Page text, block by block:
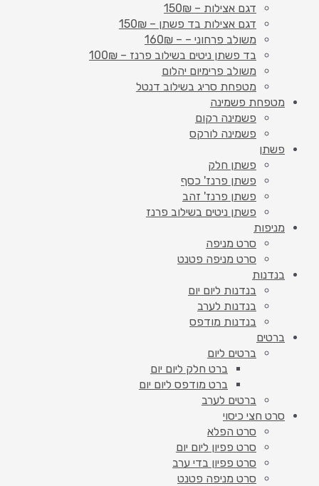
דגם אצילות – 150₪
דגם אצילות בד פשתן – 150₪
משולב פרחוני – – 160₪
בד פשתן ניטים בשילוב פרנז – 100₪
משולב פרימיום יהלום
מטפחת סריג בשילוב דנטל
מטפחת פשמינה
פשמינה רקום
פשמינה לורקס
פשתן
פשתן חלק
פשתן פרנז' כסף
פשתן פרנז' זהב
פשתן ניטים בשילוב פרנז
מניפות
סרט מניפה
סרט מניפה פטנט
בנדנות
בנדנות ליום יום
בנדנות לערב
בנדנות מודפס
ברטים
ברטים ליום
ברט חלק ליום יום
ברט מודפס ליום יום
ברטים לערב
סרט חצי כיסוי
סרט הפלא
סרט פפיון ליום יום
סרט פפיון בדי ערב
סרט מניפה פטנט